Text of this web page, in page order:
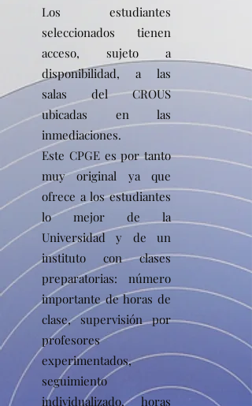
Los estudiantes
seleccionados tienen
acceso, sujeto a
disponibilidad, a las
salas del CROUS
ubicadas en las
inmediaciones.
Este CPGE es por tanto
muy original ya que
ofrece a los estudiantes
lo mejor de la
Universidad y de un
instituto con clases
preparatorias: número
importante de horas de
clase, supervisión por
profesores
experimentados,
seguimiento
individualizado, horas